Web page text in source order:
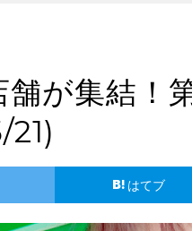
が集結！
はてブ